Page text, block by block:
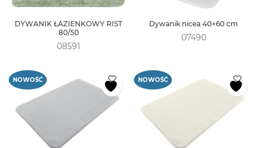
DYWANIK ŁAZIENKOWY RIST
80/50
08591
Dywanik nicea 40×60 cm
07490
NOWOŚĆ NOWOŚĆ